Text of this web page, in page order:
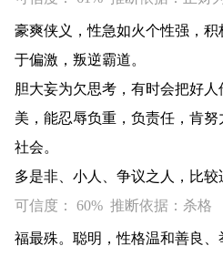
豪爽侠义，性急如火个性强，
于偏激，叛逆霸道。
胆大妄为欠思考，有时会把好
美，能忍辱负重，负责任，肯
社会。
多是非、小人、争议之人，比较
可信度： 60% 推断依据：杀格
福最殊。聪明，性格温和善良